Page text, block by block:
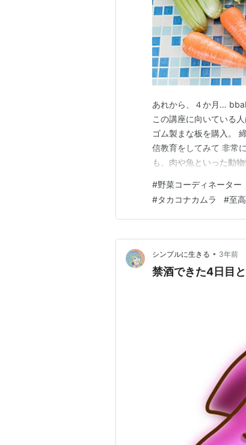
あれから、４か月…
この講座に向いている
ゴム製まな板を購入。
信教育をしてみて 非常
も、肉や魚といった動
ーディネーターの講座
事のタカコ ナカム…
#野菜コーディネーター
#タカコナカムラ #至
シンプルに生きる • 3年前
禁酒できた4日目